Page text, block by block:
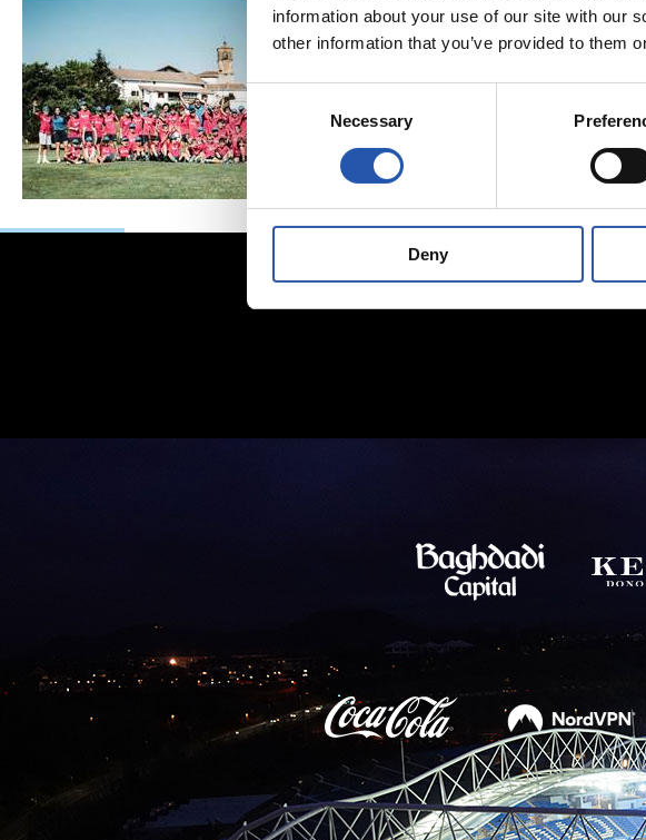
information about your use of our site with our
other information that you’ve provided to them
Consent
Selection
Necessary
Deny